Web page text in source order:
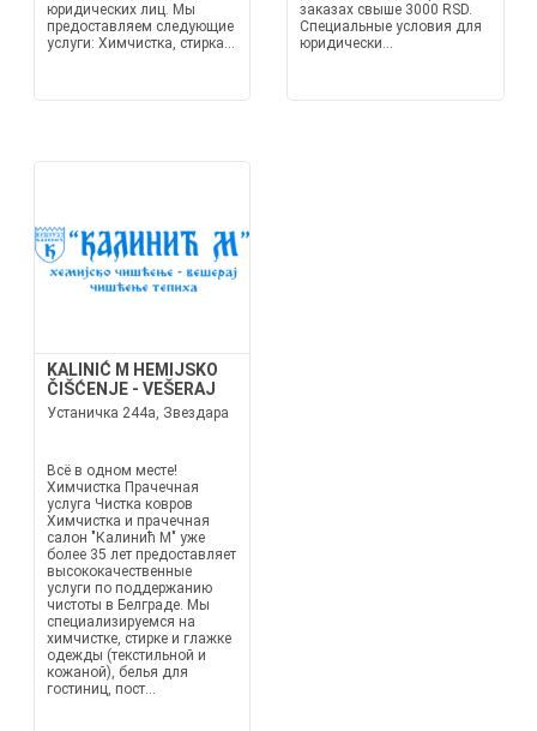
юридических лиц. Мы
предоставляем следующие
услуги: Химчистка, стирка...
заказах свыше 3000 RSD.
Специальные условия для
юридически...
KALINIĆ M HEMIJSKO
ČIŠĆENJE - VEŠERAJ
Устаничка 244а, Звездара
Всё в одном месте!
Химчистка Прачечная
услуга Чистка ковров
Химчистка и прачечная
салон "Калинић М" уже
более 35 лет предоставляет
высококачественные
услуги по поддержанию
чистоты в Белграде. Мы
специализируемся на
химчистке, стирке и глажке
одежды (текстильной и
кожаной), белья для
гостиниц, пост...